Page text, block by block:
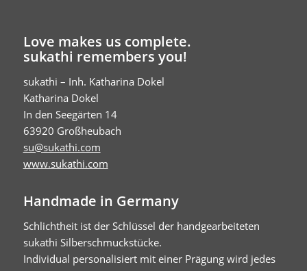
Love makes us complete.
sukathi remembers you!
sukathi – Inh. Katharina Dokel
Katharina Dokel
In den Seegärten 14
63920 Großheubach
su@sukathi.com
www.sukathi.com
Handmade in Germany
Schlichtheit ist der Schlüssel der handgearbeiteten
sukathi Silberschmuckstücke.
Individual personalisiert mit einer Prägung wird jedes